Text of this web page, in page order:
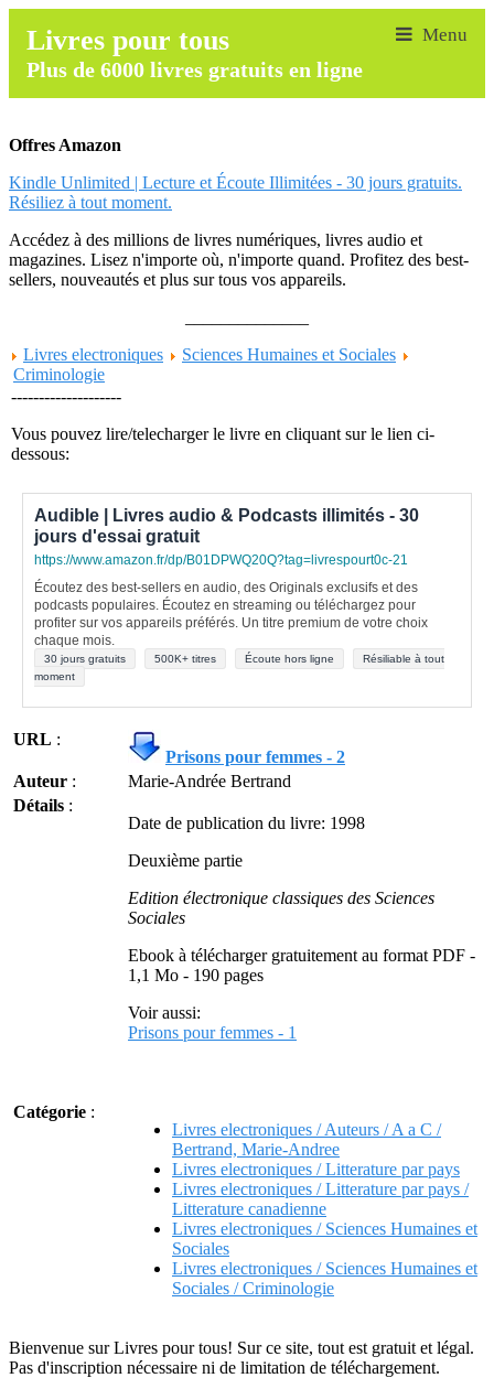
Livres pour tous
Plus de 6000 livres gratuits en ligne
Offres Amazon
Kindle Unlimited | Lecture et Écoute Illimitées - 30 jours gratuits.
Résiliez à tout moment.
Accédez à des millions de livres numériques, livres audio et
magazines. Lisez n'importe où, n'importe quand. Profitez des best-
sellers, nouveautés et plus sur tous vos appareils.
Livres electroniques
Sciences Humaines et Sociales
Criminologie
--------------------
Vous pouvez lire/telecharger le livre en cliquant sur le lien ci-
dessous:
Audible | Livres audio & Podcasts illimités - 30
jours d'essai gratuit
https://www.amazon.fr/dp/B01DPWQ20Q?tag=livrespourt0c-21
Écoutez des best-sellers en audio, des Originals exclusifs et des
podcasts populaires. Écoutez en streaming ou téléchargez pour
profiter sur vos appareils préférés. Un titre premium de votre choix
chaque mois.
30 jours gratuits 500K+ titres Écoute hors ligne
Résiliable à tout
moment
URL :
Prisons pour femmes - 2
Auteur :
Marie-Andrée Bertrand
Détails :
Date de publication du livre: 1998
Deuxième partie
Edition électronique classiques des Sciences
Sociales
Ebook à télécharger gratuitement au format PDF -
1,1 Mo - 190 pages
Voir aussi:
Prisons pour femmes - 1
Catégorie :
Livres electroniques / Auteurs / A a C /
Bertrand, Marie-Andree
Livres electroniques / Litterature par pays
Livres electroniques / Litterature par pays /
Litterature canadienne
Livres electroniques / Sciences Humaines et
Sociales
Livres electroniques / Sciences Humaines et
Sociales / Criminologie
Bienvenue sur Livres pour tous! Sur ce site, tout est gratuit et légal.
Pas d'inscription nécessaire ni de limitation de téléchargement.